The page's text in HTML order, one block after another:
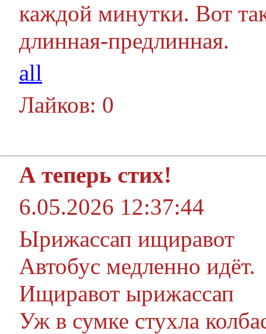
каждой минутки. Вот
длинная-предлинная.
all
Лайков: 0
А теперь стих!
6.05.2026 12:37:44
Ырижассап ищиравот
Автобус медленно идёт.
Ищиравот ырижассап
Уж в сумке стухла